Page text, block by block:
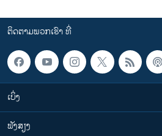
ຕິດຕາມພວກເຮົາ ທີ່
ເບິ່ງ
ຟັງສຽງ